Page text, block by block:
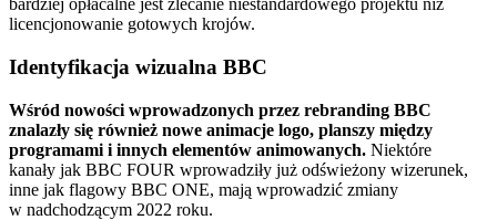
bardziej opłacalne jest zlecanie niestandardowego projektu niż
licencjonowanie gotowych krojów.
Identyfikacja wizualna BBC
Wśród nowości wprowadzonych przez rebranding BBC
znalazły się również nowe animacje logo, planszy między
programami i innych elementów animowanych. Niektóre
kanały jak BBC FOUR wprowadziły już odświeżony wizerunek,
inne jak flagowy BBC ONE, mają wprowadzić zmiany
w nadchodzącym 2022 roku.